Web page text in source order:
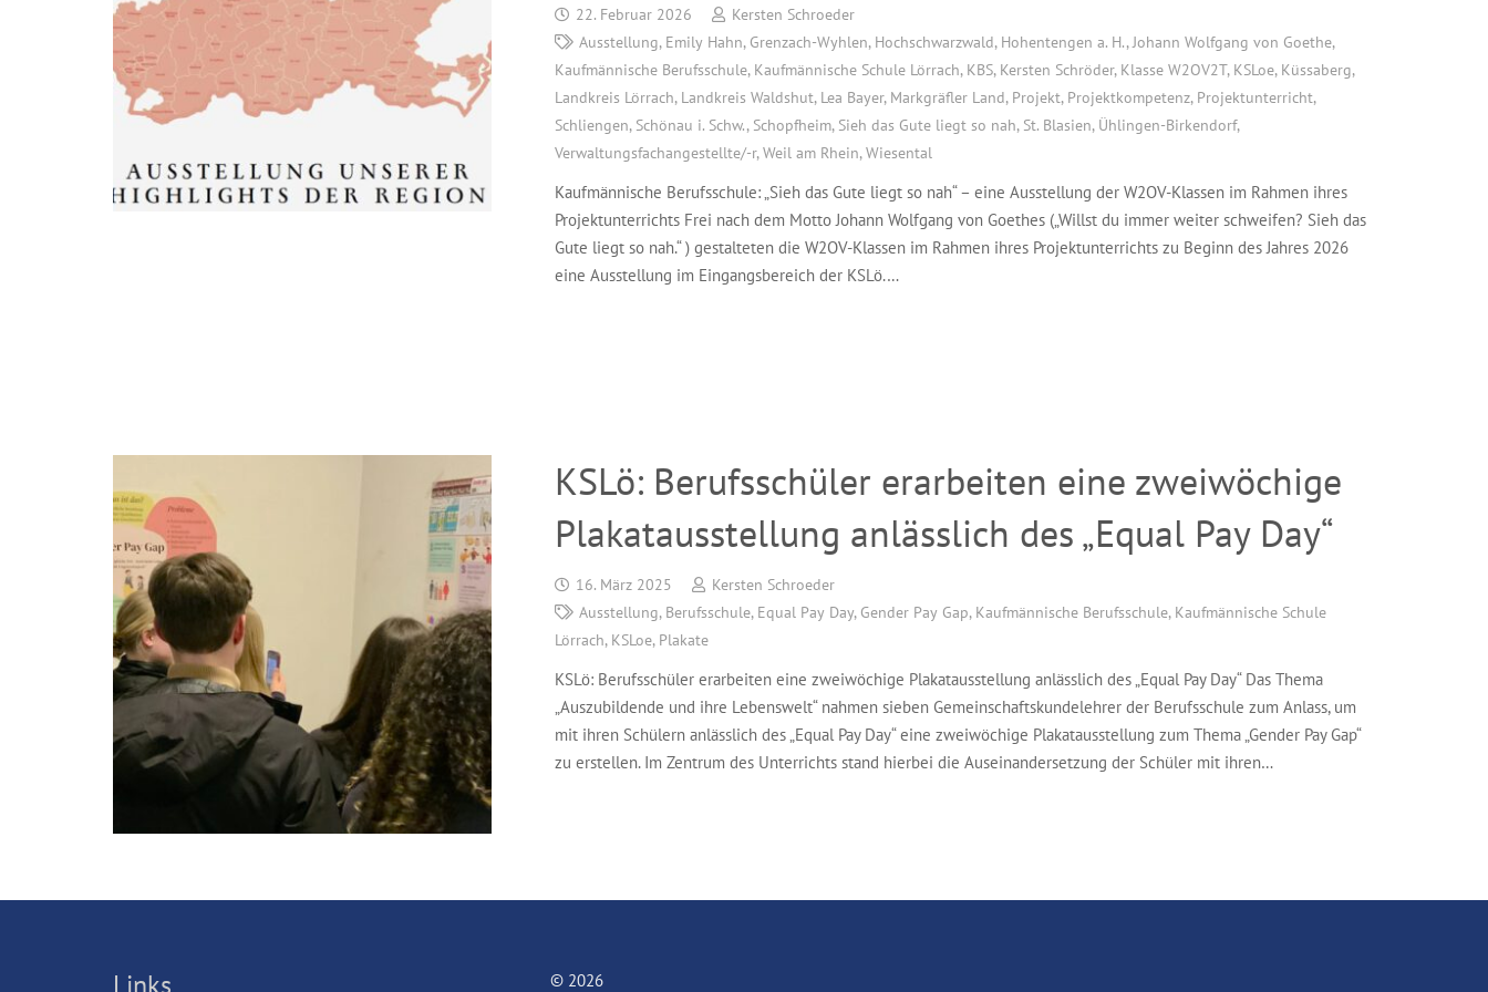
22. Februar 2026
Kersten Schroeder
Ausstellung, Emily Hahn, Grenzach-Wyhlen, Hochschwarzwald, Hohentengen a. H., Johann Wolfgang von Goethe,
Kaufmännische Berufsschule, Kaufmännische Schule Lörrach, KBS, Kersten Schröder, Klasse W2OV2T, KSLoe, Küssaberg,
Landkreis Lörrach, Landkreis Waldshut, Lea Bayer, Markgräfler Land, Projekt, Projektkompetenz, Projektunterricht,
Schliengen, Schönau i. Schw., Schopfheim, Sieh das Gute liegt so nah, St. Blasien, Ühlingen-Birkendorf,
Verwaltungsfachangestellte/-r, Weil am Rhein, Wiesental
Kaufmännische Berufsschule: „Sieh das Gute liegt so nah“ – eine Ausstellung der W2OV-Klassen im Rahmen ihres
Projektunterrichts Frei nach dem Motto Johann Wolfgang von Goethes („Willst du immer weiter schweifen? Sieh das
Gute liegt so nah.“ ) gestalteten die W2OV-Klassen im Rahmen ihres Projektunterrichts zu Beginn des Jahres 2026
eine Ausstellung im Eingangsbereich der KSLö.…
KSLö: Berufsschüler erarbeiten eine zweiwöchige
Plakatausstellung anlässlich des „Equal Pay Day“
16. März 2025
Kersten Schroeder
Ausstellung, Berufsschule, Equal Pay Day, Gender Pay Gap, Kaufmännische Berufsschule, Kaufmännische Schule
Lörrach, KSLoe, Plakate
KSLö: Berufsschüler erarbeiten eine zweiwöchige Plakatausstellung anlässlich des „Equal Pay Day“ Das Thema
„Auszubildende und ihre Lebenswelt“ nahmen sieben Gemeinschaftskundelehrer der Berufsschule zum Anlass, um
mit ihren Schülern anlässlich des „Equal Pay Day“ eine zweiwöchige Plakatausstellung zum Thema „Gender Pay Gap“
zu erstellen. Im Zentrum des Unterrichts stand hierbei die Auseinandersetzung der Schüler mit ihren…
Links © 2026